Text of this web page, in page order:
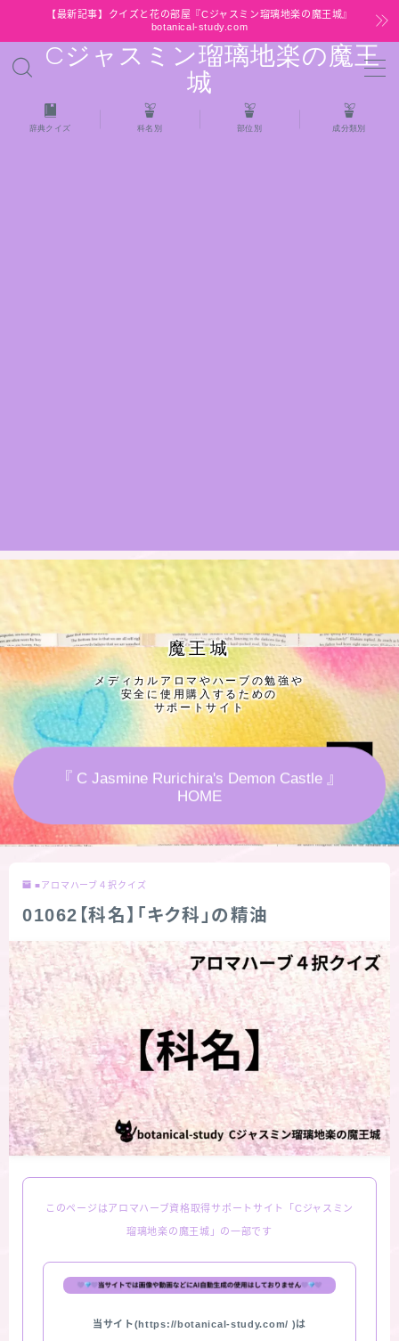
【最新記事】クイズと花の部屋『Cジャスミン瑠璃地楽の魔王城』
botanical-study.com
Cジャスミン瑠璃地楽の魔王
城
MENU
HOME
公式ウェブサイト『Botanical Study』
Cジャスミン瑠璃地楽の主な活動先リンク集
プロフィール
アロマハーブアンケート
おすすめ商品＆レビュー
★スペシャルアロマハーブ４択クイズ (kindle出
お問い合わせ
サイトマップ
辞典クイズ 科名別 部位別 成分類別
魔王城
メディカルアロマやハーブの勉強や
安全に使用購入するための
サポートサイト
『 C Jasmine Rurichira's Demon Castle 』
HOME
■アロマハーブ４択クイズ
01062【科名】「キク科」の精油
このページはアロマハーブ資格取得サポートサイト「Cジャスミン
瑠璃地楽の魔王城」の一部です
当サイト(https://botanical-study.com/ )は